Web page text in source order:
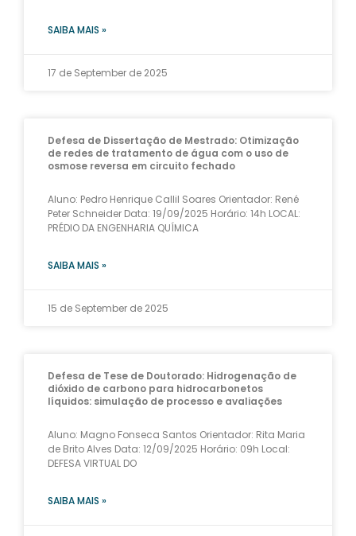
SAIBA MAIS »
17 de September de 2025
Defesa de Dissertação de Mestrado: Otimização
de redes de tratamento de água com o uso de
osmose reversa em circuito fechado
Aluno: Pedro Henrique Callil Soares Orientador: René
Peter Schneider Data: 19/09/2025 Horário: 14h LOCAL:
PRÉDIO DA ENGENHARIA QUÍMICA
SAIBA MAIS »
15 de September de 2025
Defesa de Tese de Doutorado: Hidrogenação de
dióxido de carbono para hidrocarbonetos
líquidos: simulação de processo e avaliações
Aluno: Magno Fonseca Santos Orientador: Rita Maria
de Brito Alves Data: 12/09/2025 Horário: 09h Local:
DEFESA VIRTUAL DO
SAIBA MAIS »